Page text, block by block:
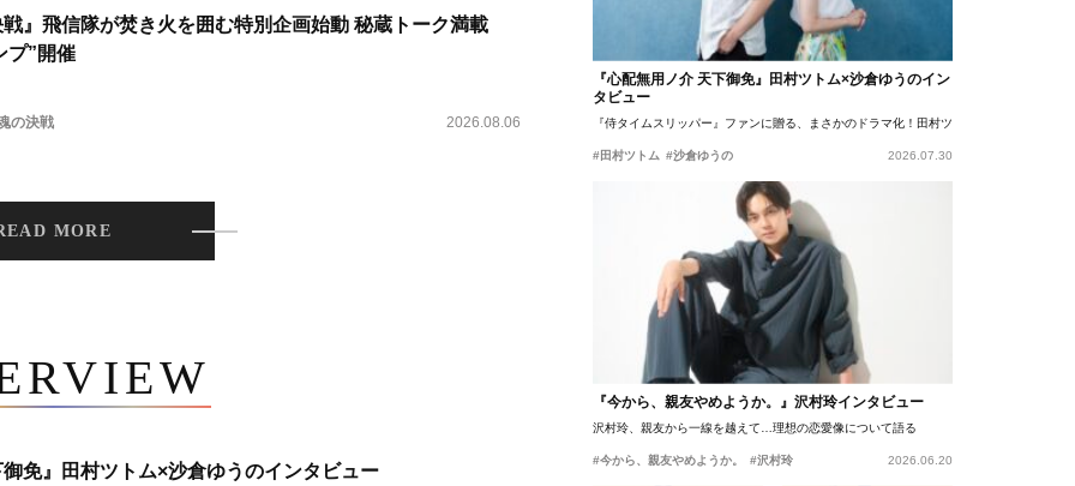
』飛信隊が焚き火を囲む特別企画始動 秘蔵トーク満載
プ”開催
の決戦 2026.08.06
MORE
免』田村ツトム×沙倉ゆうのインタビュー
『心配無用ノ介 天下御免』田村ツトム×沙倉ゆうのイン
タビュー
『侍タイムスリッパー』ファンに贈る、まさかのドラマ化！田村ツトム×沙倉ゆうのが語
#田村ツトム #沙倉ゆうの 2026.07.30
『今から、親友やめようか。』沢村玲インタビュー
沢村玲、親友から一線を越えて…理想の恋愛像について語る
#今から、親友やめようか。 #沢村玲 2026.06.20